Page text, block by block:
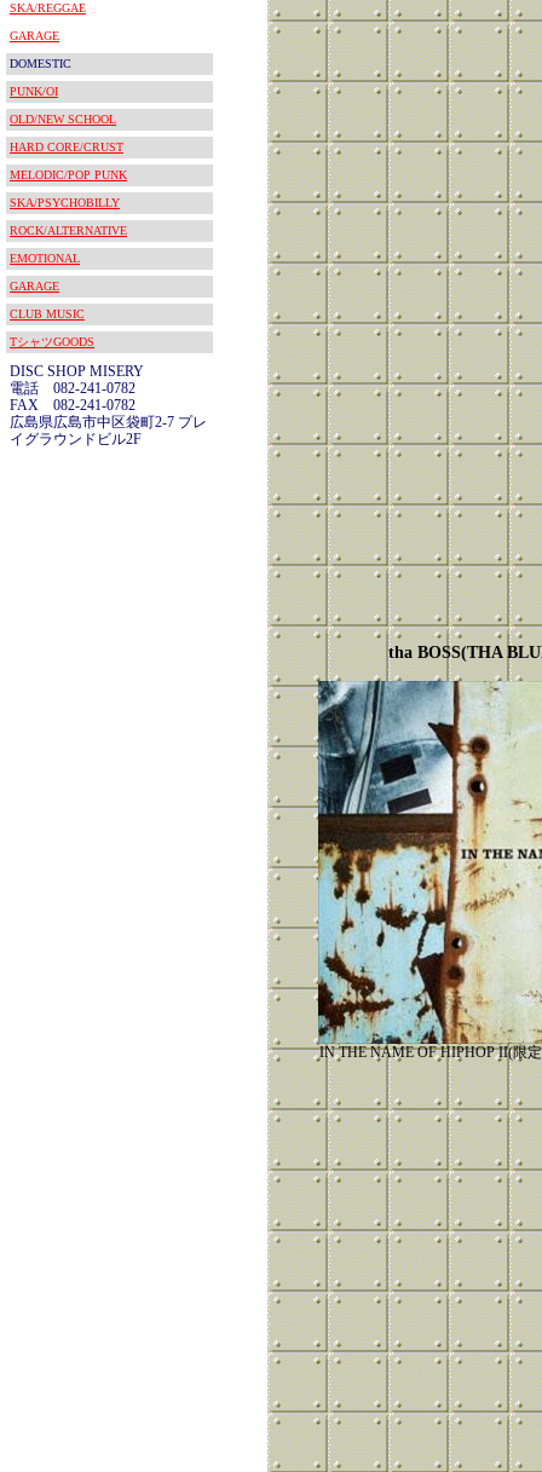
SKA/REGGAE
GARAGE
DOMESTIC
PUNK/OI
OLD/NEW SCHOOL
HARD CORE/CRUST
MELODIC/POP PUNK
SKA/PSYCHOBILLY
ROCK/ALTERNATIVE
EMOTIONAL
GARAGE
CLUB MUSIC
TシャツGOODS
DISC SHOP MISERY
電話 082-241-0782
FAX 082-241-0782
広島県広島市中区袋町2-7 プレ
イグラウンドビル2F
tha BOSS(THA
IN THE NAME OF HIPHOP II(限